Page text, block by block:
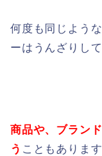
何度も同じよう
ーはうんざりし
商品や、ブラン
う こともあります